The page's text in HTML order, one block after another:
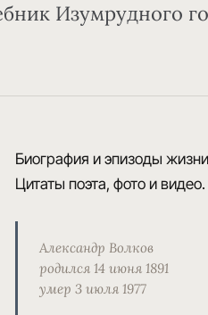
Изумрудного
Биография и эпизоды
Цитаты поэта, фото и видео.
Александр Волков
родился 14 июня 1891
умер 3 июля 1977